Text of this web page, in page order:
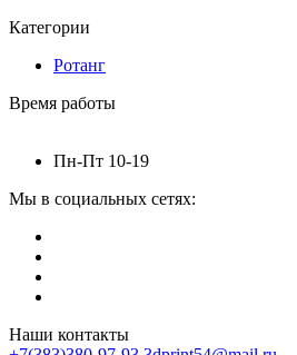
Категории
Ротанг
Время работы
Пн-Пт 10-19
Мы в социальных сетях:
Наши контакты